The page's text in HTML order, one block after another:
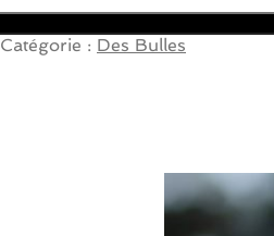
Catégorie : Des Bulles